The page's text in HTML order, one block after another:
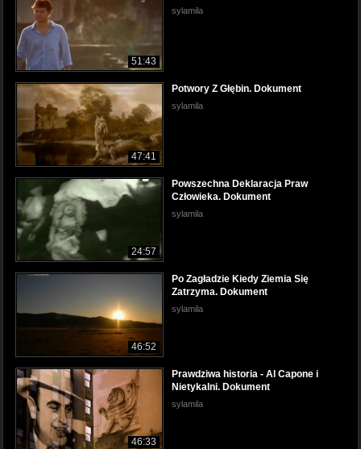
51:43
sylamila
47:41
Potwory Z Głębin. Dokument
sylamila
24:57
Powszechna Deklaracja Praw
Człowieka. Dokument
sylamila
46:52
Po Zagładzie Kiedy Ziemia Się
Zatrzyma. Dokument
sylamila
46:33
Prawdziwa historia - Al Capone i
Nietykalni. Dokument
sylamila